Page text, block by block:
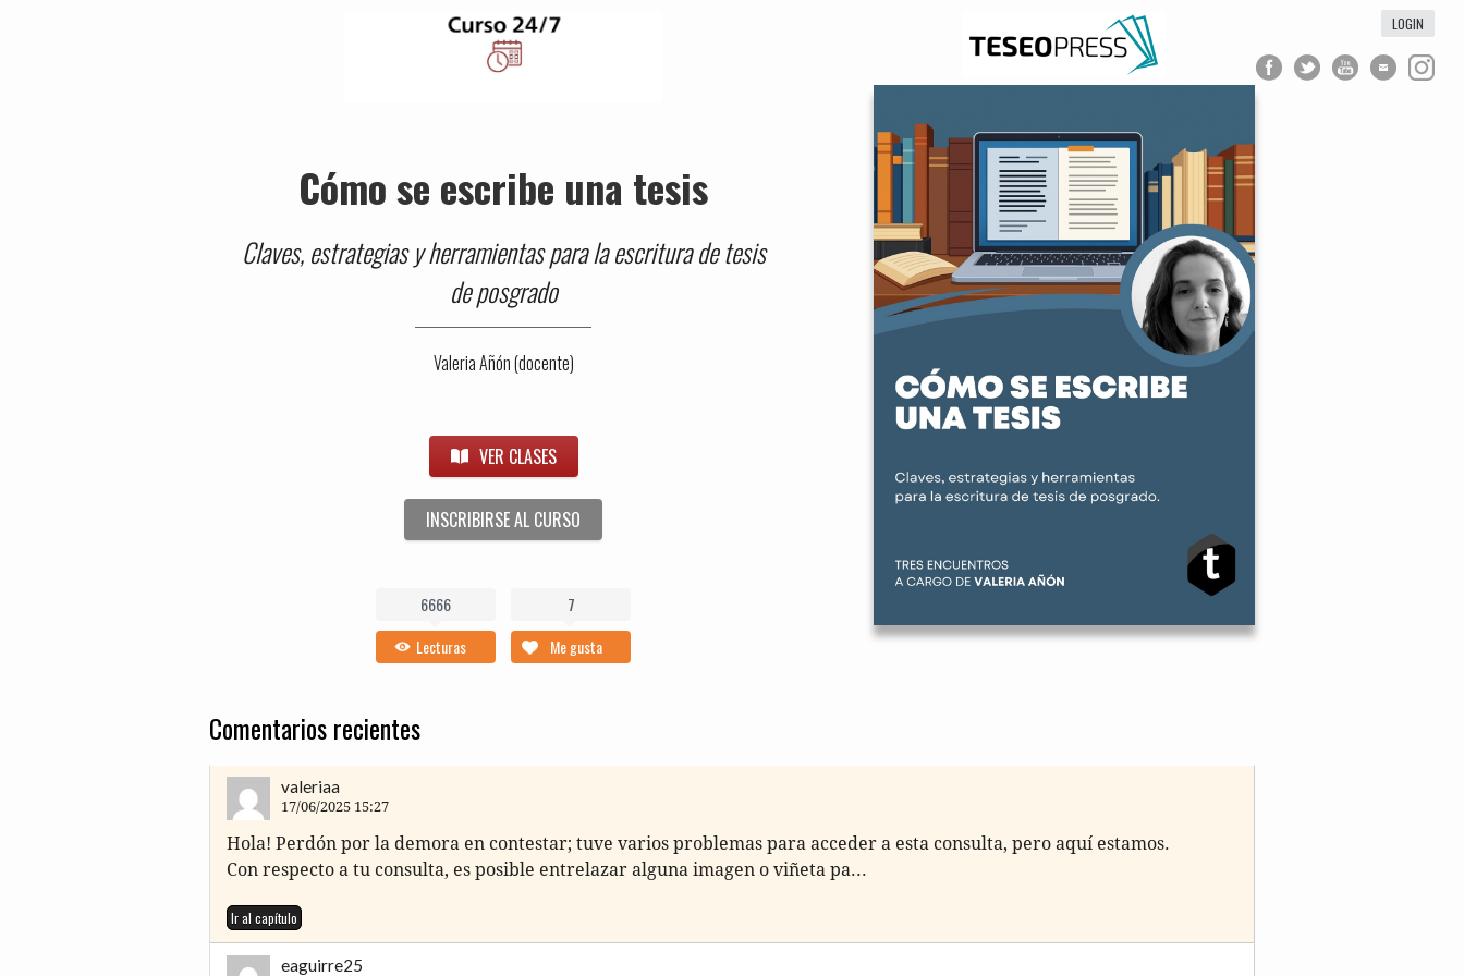
LOGIN
Cómo se escribe una tesis
Claves, estrategias y herramientas para la escritura de tesis
de posgrado
Valeria Añón (docente)
VER CLASES
INSCRIBIRSE AL CURSO
6666
Lecturas
7
Me gusta
Comentarios recientes
valeriaa
17/06/2025 15:27
Hola! Per­dón por la demo­ra en con­tes­tar; tuve varios pro­ble­mas para acce­der a esta con­sul­ta, pero aquí estamos.
Con res­pec­to a tu con­sul­ta, es posi­ble entre­la­zar algu­na ima­gen o viñe­ta pa...
Ir al capítulo
eaguirre25